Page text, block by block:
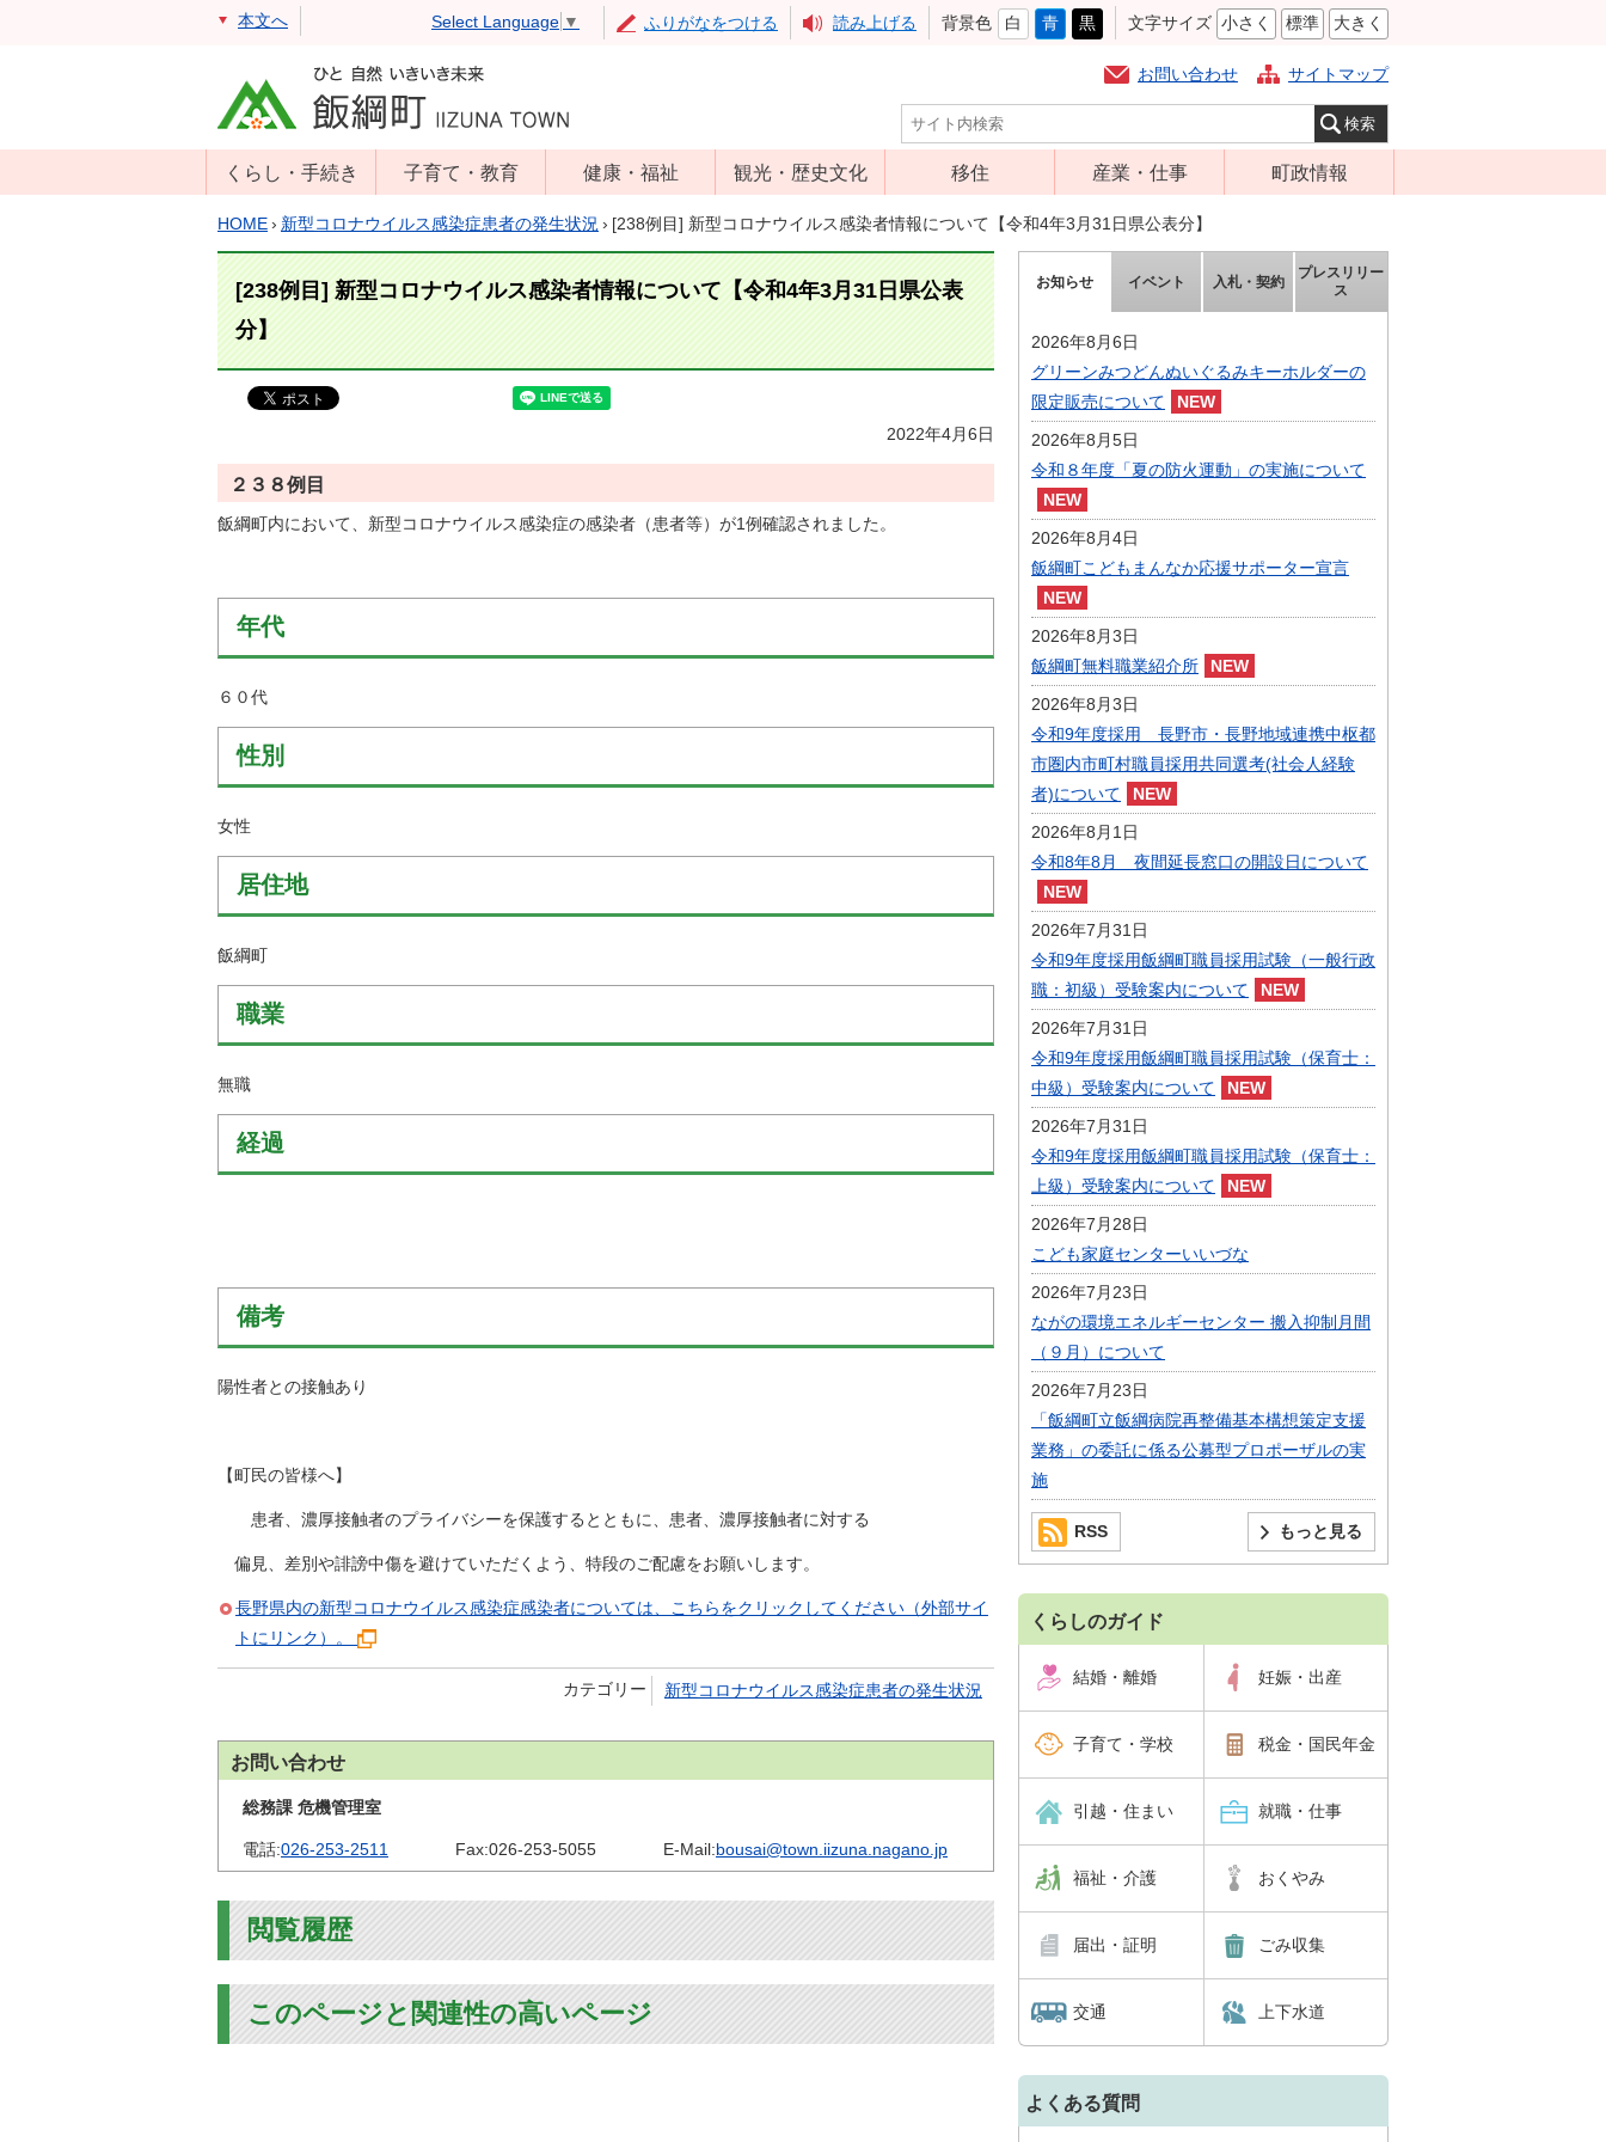
本文へ Select Language ▼ ふりがなをつける 読み上げる 背景色 白 青 黒 文字サイズ 小さく 標準 大きく
お問い合わせ サイトマップ
くらし・手続き
戸籍・住民票・
住民登録
戸籍届出
届出
年金・保険
税金
環境・ゴミ
上下水道
ペット・動物
子育て・教育
年齢別子育て情
子育て支援
児童クラブ
ティスクール
健康・福祉
児童福祉
高齢者福祉
介護保険
保健・医療
健康増進
観光・歴史文化
観光
アップルミュー
ジアム
文化財
移住 産業・仕事
経営支援・金融
就労支援
農林業振興
届出・証明・法
令・規制
企業の税金
入札・契約
指定管理者制度
人材募集
町政情報
組織案内
庁舎案内
ふるさと納税
人事・職員募集
まちづくり
庁舎建設
HOME› 新型コロナウイルス感染症患者の発生状況 › [238例目] 新型コロナウイルス感染者情報について【令和4年3月31日県公表分】
[238例目] 新型コロナウイルス感染者情報について【令和4年3月31日県公表
分】
2022年4月6日
２３８例目
飯綱町内において、新型コロナウイルス感染症の感染者（患者等）が1例確認されました。
年代
６０代
性別
女性
居住地
飯綱町
職業
無職
経過
備考
陽性者との接触あり
【町民の皆様へ】
患者、濃厚接触者のプライバシーを保護するとともに、患者、濃厚接触者に対する
偏見、差別や誹謗中傷を避けていただくよう、特段のご配慮をお願いします。
長野県内の新型コロナウイルス感染症感染者については、こちらをクリックしてください（外部サイ
トにリンク）。
カテゴリー 新型コロナウイルス感染症患者の発生状況
お問い合わせ
総務課 危機管理室
電話:026-253-2511 Fax:026-253-5055 E-Mail:bousai@town.iizuna.nagano.jp
閲覧履歴
このページと関連性の高いページ
お知らせ イベント 入札・契約
プレスリリー
ス
2026年8月6日
グリーンみつどんぬいぐるみキーホルダーの
限定販売について
2026年8月5日
令和８年度「夏の防火運動」の実施について
2026年8月4日
飯綱町こどもまんなか応援サポーター宣言
2026年8月3日
飯綱町無料職業紹介所
2026年8月3日
令和9年度採用 長野市・長野地域連携中枢都
市圏内市町村職員採用共同選考(社会人経験
者)について
2026年8月1日
令和8年8月 夜間延長窓口の開設日について
2026年7月31日
令和9年度採用飯綱町職員採用試験（一般行政
職：初級）受験案内について
2026年7月31日
令和9年度採用飯綱町職員採用試験（保育士：
中級）受験案内について
2026年7月31日
令和9年度採用飯綱町職員採用試験（保育士：
上級）受験案内について
2026年7月28日
こども家庭センターいいづな
2026年7月23日
ながの環境エネルギーセンター 搬入抑制月間
（９月）について
2026年7月23日
「飯綱町立飯綱病院再整備基本構想策定支援
業務」の委託に係る公募型プロポーザルの実
施
もっと見る
RSS
くらしのガイド
結婚・離婚 妊娠・出産
子育て・学校 税金・国民年金
引越・住まい 就職・仕事
福祉・介護 おくやみ
届出・証明 ごみ収集
交通 上下水道
よくある質問